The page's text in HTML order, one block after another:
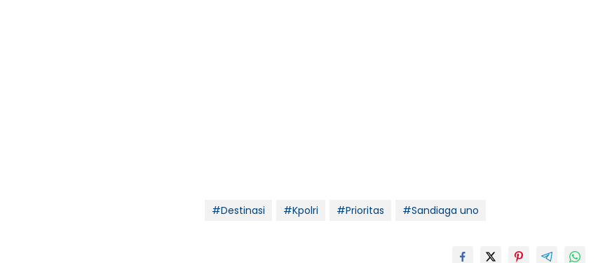
#Destinasi #Kpolri #Prioritas #Sandiaga uno